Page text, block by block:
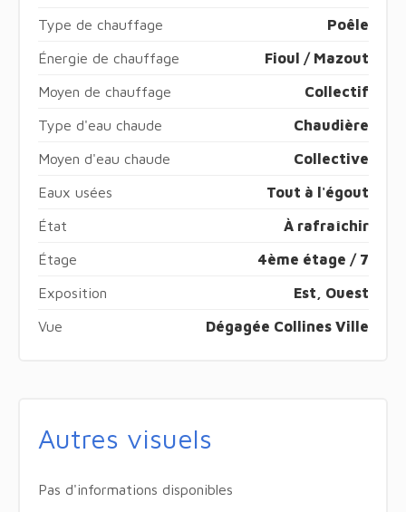
Type de chauffage Poêle
Énergie de chauffage Fioul / Mazout
Moyen de chauffage Collectif
Type d'eau chaude Chaudière
Moyen d'eau chaude Collective
Eaux usées Tout à l'égout
État À rafraîchir
Étage 4ème étage / 7
Exposition Est, Ouest
Vue Dégagée Collines Ville
Autres visuels
Pas d'informations disponibles